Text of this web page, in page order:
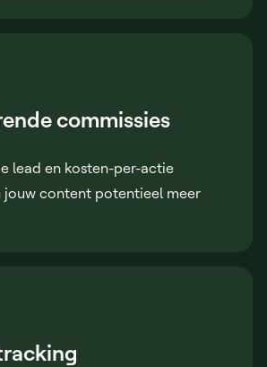
commissies
lead en kosten-per-actie
jouw content potentieel meer